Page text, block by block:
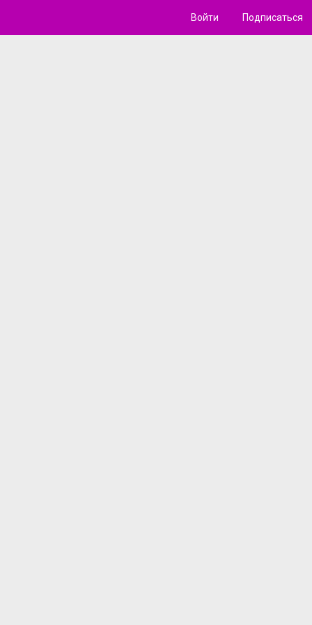
Войти Подписаться